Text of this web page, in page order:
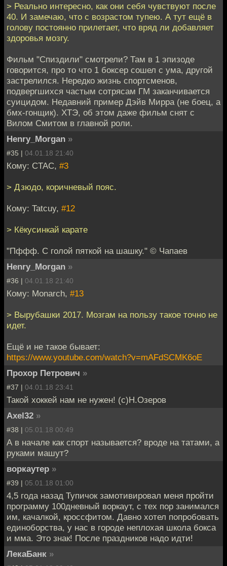
> Реально интересно, как они себя чувствуют после
40. И замечаю, что с возрастом тупею. А тут ещё в
голову постоянно прилетает, что вряд ли добавляет
здоровья мозгу.
Фильм "Спиздили" смотрели? Там в 1 эпизоде
говорится, про то что 1 боксер сошел с ума, другой
застрелился. Нередко жизнь спортсменов,
подвергшихся частым сотрясам ГМ заканчивается
суицидом. Недавний пример Дэйв Мирра (не боец, а
бмх-гонщик). ХТЭ, об этом даже фильм снят с
Вилом Смитом в главной роли.
Henry_Morgan »
#35 | 04.01.18 21:40
Кому: CTAC, #3
> Дзюдо, коричневый пояс.
Кому: Tatcuy, #12
> Кёкусинкай карате
"Пффф. С голой пяткой на шашку." © Чапаев
Henry_Morgan »
#36 | 04.01.18 21:40
Кому: Monarch, #13
> Вырубашки 2017. Мозгам на пользу такое точно не
идет.
Ещё и не такое бывает:
https://www.youtube.com/watch?v=mAFdSCMK6oE
Прохор Петрович »
#37 | 04.01.18 23:41
Такой хоккей нам не нужен! (с)Н.Озеров
Axel32 »
#38 | 05.01.18 00:49
А в начале как спорт называется? вроде на татами, а
руками машут?
воркаутер »
#39 | 05.01.18 01:00
4,5 года назад Тупичок замотивировал меня пройти
программу 100дневный воркаут, с тех пор занимался
им, качалкой, кроссфитом. Давно хотел попробовать
единоборства, у нас в городе неплохая школа бокса
и мма. Это знак! После праздников надо идти!
ЛекаБанк »